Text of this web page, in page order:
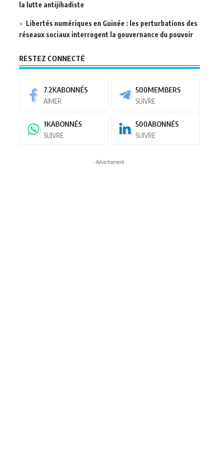
la lutte antijihadiste
Libertés numériques en Guinée : les perturbations des
réseaux sociaux interrogent la gouvernance du pouvoir
RESTEZ CONNECTÉ
7.2KABONNÉS
AIMER
500MEMBERS
SUIVRE
1KABONNÉS
SUIVRE
500ABONNÉS
SUIVRE
- Advertisement -